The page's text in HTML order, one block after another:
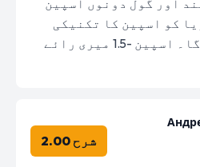
کو اسپین کا تکنیکی
فٹبال ناقابلِ حل ہوگا۔ اسپین -1.5 میری رائے
شرح 2.00